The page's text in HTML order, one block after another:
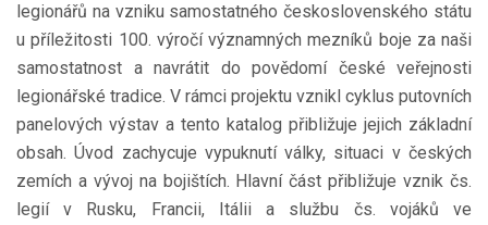
legionářů na vzniku samostatného československého státu
u příležitosti 100. výročí významných mezníků boje za naši
samostatnost a navrátit do povědomí české veřejnosti
legionářské tradice. V rámci projektu vznikl cyklus putovních
panelových výstav a tento katalog přibližuje jejich základní
obsah. Úvod zachycuje vypuknutí války, situaci v českých
zemích a vývoj na bojištích. Hlavní část přibližuje vznik čs.
legií v Rusku, Francii, Itálii a službu čs. vojáků ve